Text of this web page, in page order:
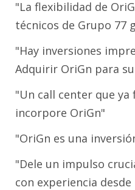
"La flexibilidad de
técnicos de Grupo 77
"Hay inversiones
Adquirir OriGn para
"Un call center que
incorpore OriGn"
"OriGn es una
"Dele un impulso
con experiencia desde